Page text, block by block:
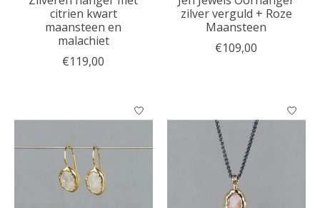
citrien kwart
maansteen en
malachiet
€119,00
zilver verguld + Roze
Maansteen
€109,00